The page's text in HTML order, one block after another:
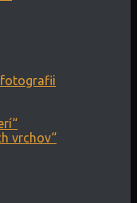
fotografii
vrchov“